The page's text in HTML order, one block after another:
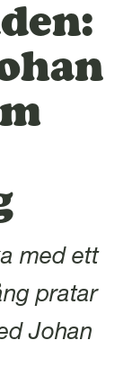
med ett
pratar
Johan